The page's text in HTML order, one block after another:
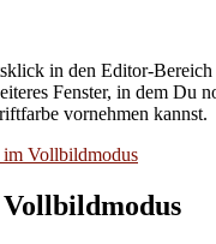
in den Editor-
Fenster, in dem Du
vornehmen kannst.